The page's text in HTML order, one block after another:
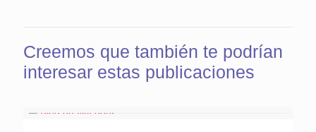
Creemos que también te podrían
interesar estas publicaciones